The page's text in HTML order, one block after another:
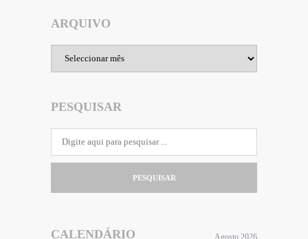
ARQUIVO
PESQUISAR
PESQUISAR
CALENDÁRIO Agosto 2026